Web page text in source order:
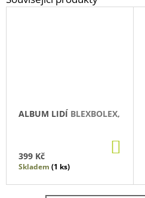
ALBUM LIDÍ BLEXBOLEX,
399 Kč
Skladem (1 ks)